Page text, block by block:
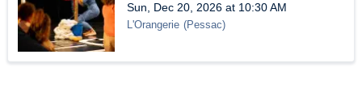
Sun, Dec 20, 2026 at 10:30 AM
L'Orangerie (Pessac)